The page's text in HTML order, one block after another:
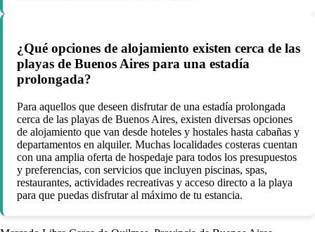
¿Qué opciones de alojamiento existen cerca de las
playas de Buenos Aires para una estadía
prolongada?
Para aquellos que deseen disfrutar de una estadía prolongada
cerca de las playas de Buenos Aires, existen diversas opciones
de alojamiento que van desde hoteles y hostales hasta cabañas y
departamentos en alquiler. Muchas localidades costeras cuentan
con una amplia oferta de hospedaje para todos los presupuestos
y preferencias, con servicios que incluyen piscinas, spas,
restaurantes, actividades recreativas y acceso directo a la playa
para que puedas disfrutar al máximo de tu estancia.